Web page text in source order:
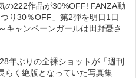
の222作品が30%OFF! FANZA動
り30％OFF」第2弾を明日1日
キャンペーンガールは田野憂さ
年ぶりの全裸ショットが「週刊
らく絶版となっていた写真集